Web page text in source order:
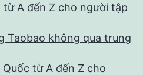
A đến Z cho người tập
Taobao không qua trung
từ A đến Z cho